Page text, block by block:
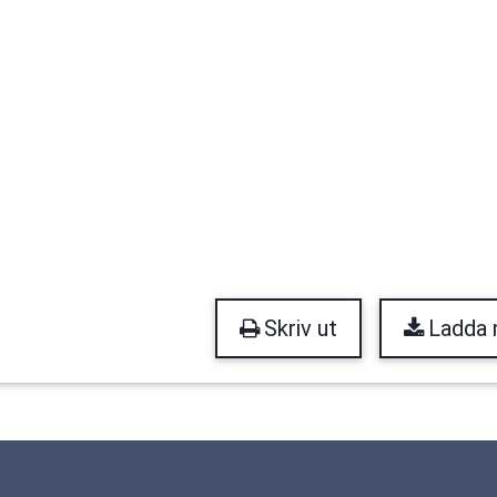
Skriv ut Ladda